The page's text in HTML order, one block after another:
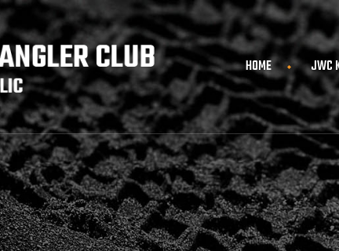
HOME JWC